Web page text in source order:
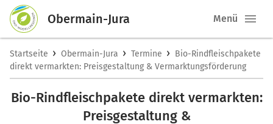
Obermain-Jura Menü
Startseite › Obermain-Jura › Termine › Bio-Rindfleischpakete
direkt vermarkten: Preisgestaltung & Vermarktungsförderung
Bio-Rindfleischpakete direkt vermarkten:
Preisgestaltung &